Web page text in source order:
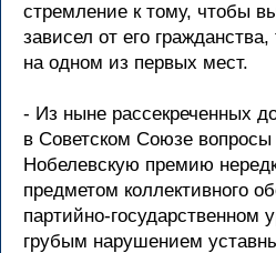
стремление к тому, чтобы
зависел от его
на одном из первых мест.
- Из ныне рассекреченных
в Советском Союзе
Нобелевскую премию
предметом коллективного
партийно-государственном
грубым нарушением